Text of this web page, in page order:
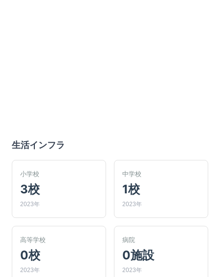
生活インフラ
小学校
3校
2023年
中学校
1校
2023年
高等学校
0校
2023年
病院
0施設
2023年